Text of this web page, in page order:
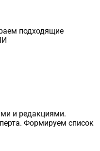
подходящие
и редакциями.
Формируем список